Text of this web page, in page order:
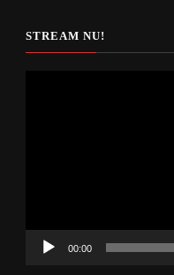
STREAM NU!
00:00